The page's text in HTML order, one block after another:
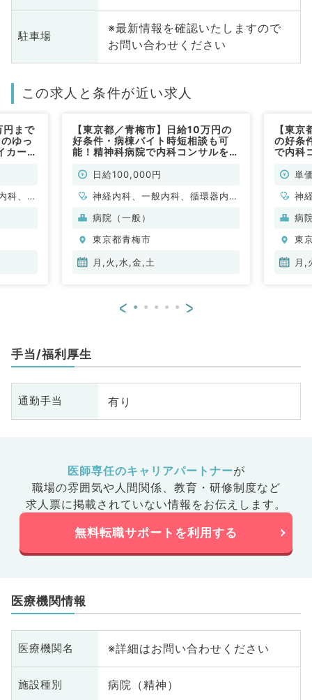
駐車場
※最新情報を確認いたしますので
お問い合わせください
この求人と条件が近い求人
円まで
ゆっ
カー通
科、循
【東京都／青梅市】日給10万円の
好条件・病棟バイト時短相談も可
能！精神科病院で内科コンサルをお
り勤務可能（内科系／非常勤）
日給100,000円
神経内科、一般内科、循環器内
科、呼吸器内科、消化器内科、内
内科、血液内科、膠原病科
病院（一般）
東京都青梅市
月,火,水,金,土
【東
の好条
で内科
（内科
単
神
科
内
病
東
月,
< >
手当/福利厚生
通勤手当 有り
医師専任のキャリアパートナーが
職場の雰囲気や人間関係、 教育・研修制度など
求人票に掲載されていない情報をお伝えします。
無料転職サポートを利用する
医療機関情報
医療機関名 ※詳細はお問い合わせください
施設種別 病院（精神）